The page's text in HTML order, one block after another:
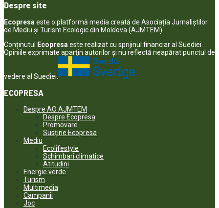
Despre site
Ecopresa este o platformă media creată de Asociația Jurnaliștilor
de Mediu și Turism Ecologic din Moldova (AJMTEM).
Conținutul Ecopresa este realizat cu sprijinul financiar al Suediei.
Opiniile exprimate aparţin autorilor şi nu reflectă neapărat punctul de
vedere al Suediei.
ECOPRESA
Despre AO AJMTEM
Despre Ecopresa
Promovare
Susține Ecopresa
Mediu
Ecolifestyle
Schimbari climatice
Atitudini
Energie verde
Turism
Multimedia
Campanii
Joc